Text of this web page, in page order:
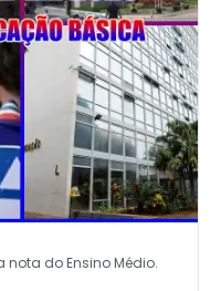
nota do Ensino Médio.